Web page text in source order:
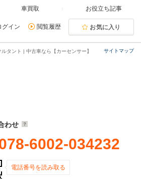
車買取 お役立ち記事
グイン 閲覧履歴 お気に入り
サイトマップ
タント | 中古車なら【カーセンサー】
わせ
6002-034232
電話番号を読み取る